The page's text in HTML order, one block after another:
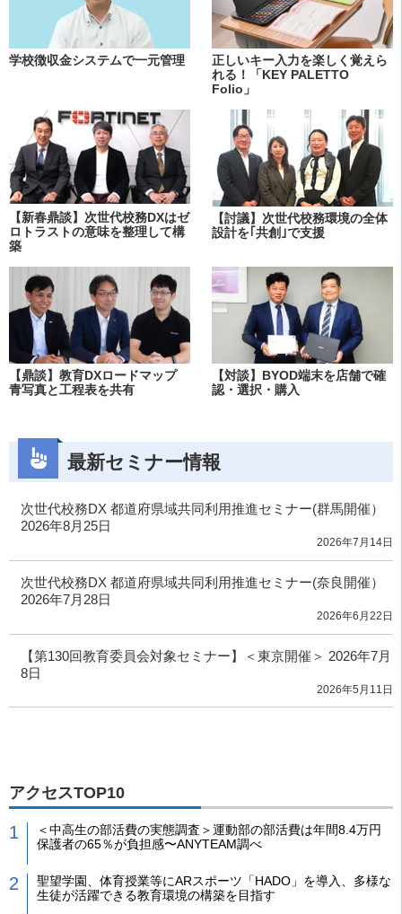
学校徴収金システムで一元管理
正しいキー入力を楽しく覚えら
れる！「KEY PALETTO
Folio」
【新春鼎談】次世代校務DXはゼ
ロトラストの意味を整理して構
築
【討議】次世代校務環境の全体
設計を｢共創｣で支援
【鼎談】教育DXロードマップ
青写真と工程表を共有
【対談】BYOD端末を店舗で確
認・選択・購入
最新セミナー情報
次世代校務DX 都道府県域共同利用推進セミナー(群馬開催）
2026年8月25日
2026年7月14日
次世代校務DX 都道府県域共同利用推進セミナー(奈良開催）
2026年7月28日
2026年6月22日
【第130回教育委員会対象セミナー】＜東京開催＞ 2026年7月
8日
2026年5月11日
アクセスTOP10
＜中高生の部活費の実態調査＞運動部の部活費は年間8.4万円
保護者の65％が負担感〜ANYTEAM調べ
聖望学園、体育授業等にARスポーツ「HADO」を導入、多様な
生徒が活躍できる教育環境の構築を目指す